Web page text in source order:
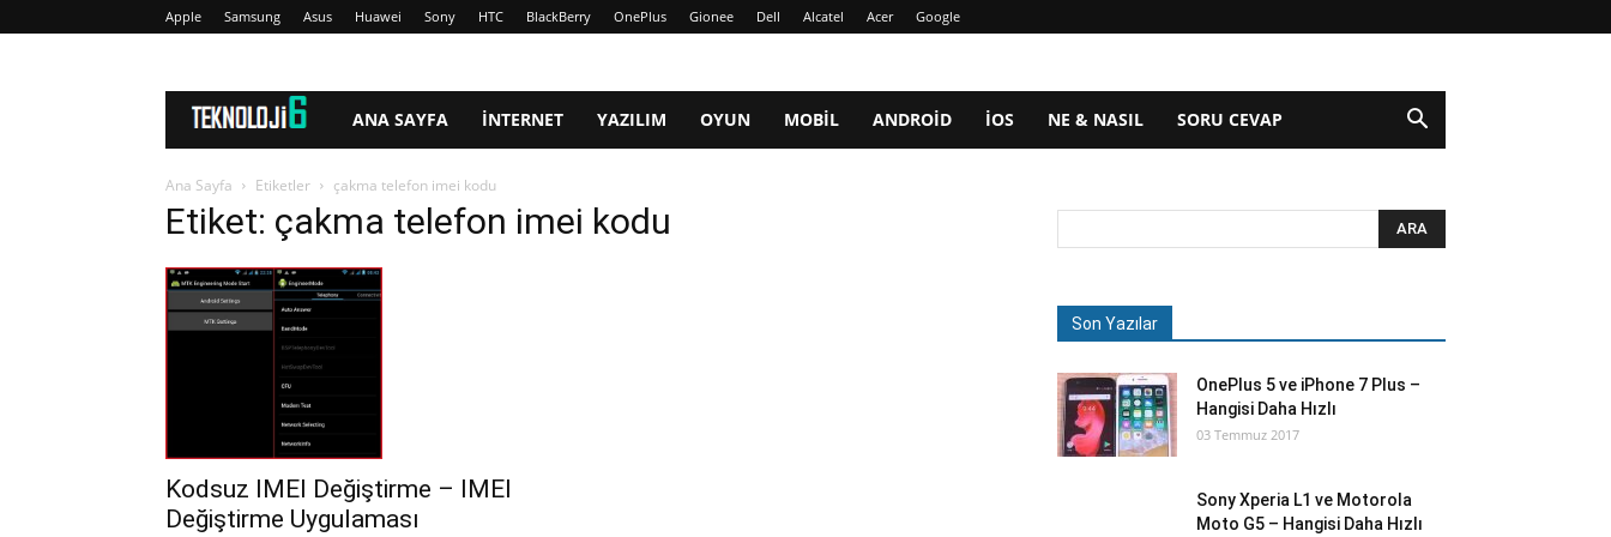
Apple Samsung Asus Huawei Sony HTC BlackBerry OnePlus Gionee Dell Alcatel Acer Google
www.Teknoloji6.com
ANA SAYFA İNTERNET YAZILIM OYUN MOBIL ANDROID IOS NE & NASIL SORU CEVAP
Ana Sayfa Etiketler çakma telefon imei kodu
Etiket: çakma telefon imei kodu
Kodsuz IMEI Değiştirme – IMEI
Değiştirme Uygulaması
Son Yazılar
OnePlus 5 ve iPhone 7 Plus –
Hangisi Daha Hızlı
03 Temmuz 2017
Sony Xperia L1 ve Motorola
Moto G5 – Hangisi Daha Hızlı